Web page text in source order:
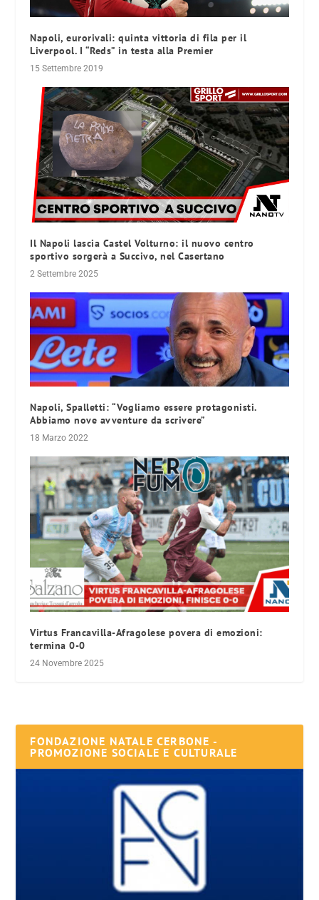
Napoli, eurorivali: quinta vittoria di fila per il
Liverpool. I “Reds” in testa alla Premier
15 Settembre 2019
Il Napoli lascia Castel Volturno: il nuovo centro
sportivo sorgerà a Succivo, nel Casertano
2 Settembre 2025
Napoli, Spalletti: “Vogliamo essere protagonisti.
Abbiamo nove avventure da scrivere”
18 Marzo 2022
Virtus Francavilla-Afragolese povera di emozioni:
termina 0-0
24 Novembre 2025
FONDAZIONE NATALE CERBONE -
PROMOZIONE SOCIALE E CULTURALE